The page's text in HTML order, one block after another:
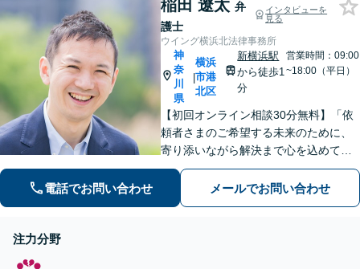
相談】【横浜駅7分】
などの他士業とも連携【出
張相談】【夜間・休日面
談】【横浜駅7分】
稲田 遼太 弁
護士
インタビューを
見る
ウイング横浜北法律事務所
神
奈
川
県
|
横浜
市港
北区
新横浜駅
から徒歩1
分
営業時間：09:00
~18:00（平日）
【初回オンライン相談30分無料】「依
頼者さまのご希望する未来のために、
寄り添いながら解決まで心を込めて対
応します」不動産契約や売買、家賃滞
納など不動産トラブル／離婚協議や調
停など離婚問題／相続・遺言も対応
電話でお問い合わせ メールでお問い合わせ
注力分野